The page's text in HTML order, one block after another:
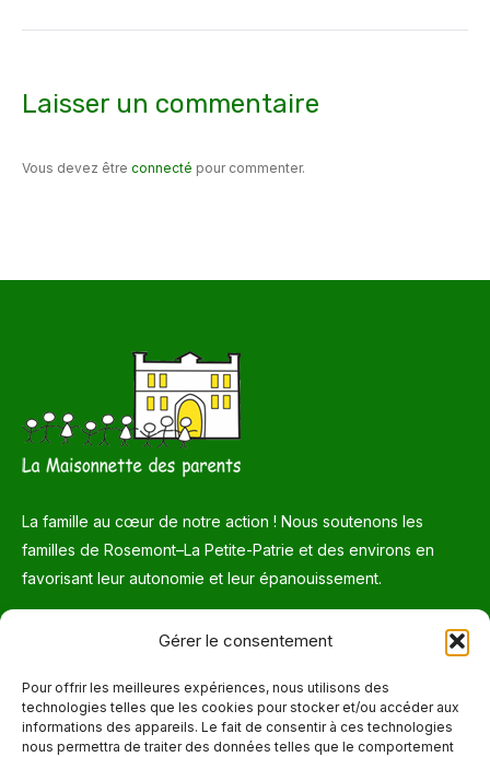
Gérer le consentement
Pour offrir les meilleures expériences, nous utilisons des
technologies telles que les cookies pour stocker et/ou accéder aux
informations des appareils. Le fait de consentir à ces technologies
nous permettra de traiter des données telles que le comportement
Laisser un commentaire
Vous devez être connecté pour commenter.
La famille au cœur de notre action ! Nous soutenons les
familles de Rosemont–La Petite-Patrie et des environs en
favorisant leur autonomie et leur épanouissement.
Courriel
info@maisonnettedesparents.org